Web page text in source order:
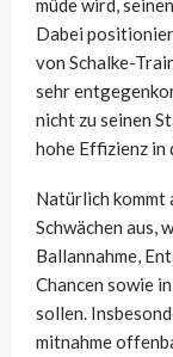
müde wird,
Dabei
von Schalke-
sehr
nicht zu seinen
hohe Effizienz in
Natürlich kommt
Schwächen aus,
Ballannahme,
Chancen sowie
sollen.
mitnahme